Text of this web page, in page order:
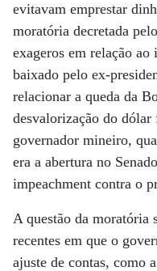
evitavam emprestar
moratória decretada
exageros em relação ao
baixado pelo ex-
relacionar a queda da
desvalorização do
governador mineiro,
era a abertura no
impeachment contra o
A questão da moratória
recentes em que o
ajuste de contas, como